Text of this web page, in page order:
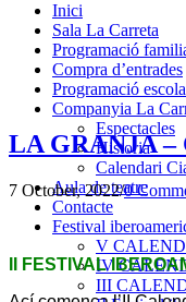
Inici
Sala La Carreta
Programació
Compra d’entrades
Programació
Companyia La
Espectacles
Historia
Calendari
Aula de teatre
Contacte
Festival
V
IV
III
LA GRANJA –
7 October, 2022/0
II FESTIVAL